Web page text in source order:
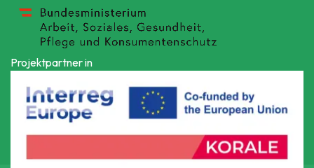
Projektpartner in